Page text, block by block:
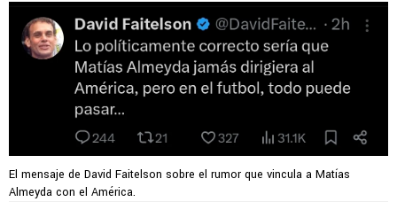
El mensaje de David Faitelson sobre el rumor que vincula a Matías
Almeyda con el América.